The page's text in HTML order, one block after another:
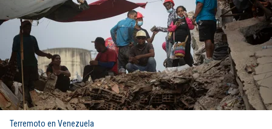
Terremoto en Venezuela